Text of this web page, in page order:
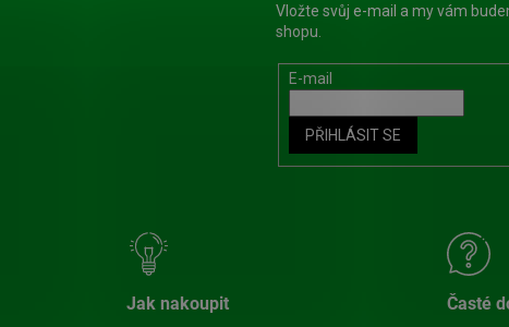
Jak nakoupit Časté
Vložte svůj e-mail a my vám
shopu.
E-mail
PŘIHLÁSIT SE